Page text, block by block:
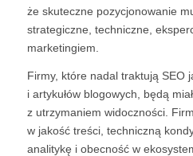
że skuteczne pozycjonowanie
strategiczne, techniczne,
marketingiem.
Firmy, które nadal traktują SEO
i artykułów blogowych, będą
z utrzymaniem widoczności.
w jakość treści, techniczną
analitykę i obecność w